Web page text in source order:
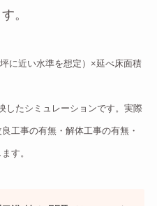
。
に近い水準を想定）×延べ床面積
たシミュレーションです。実際
工事の有無・解体工事の有無・
す。